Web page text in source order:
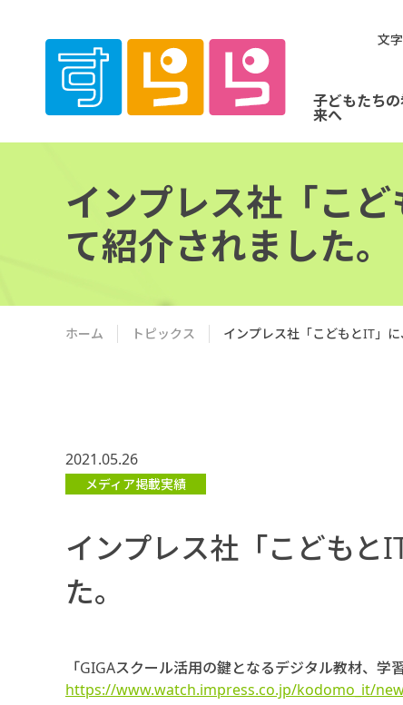
文
子どもたち
来へ
インプレス社「こ
て紹介されました。
ホーム トピックス インプレス社「こどもとIT」
2021.05.26
メディア掲載実績
インプレス社「こどもと
た。
「GIGAスクール活用の鍵となるデジタル教材、
https://www.watch.impress.co.jp/kodomo_it/